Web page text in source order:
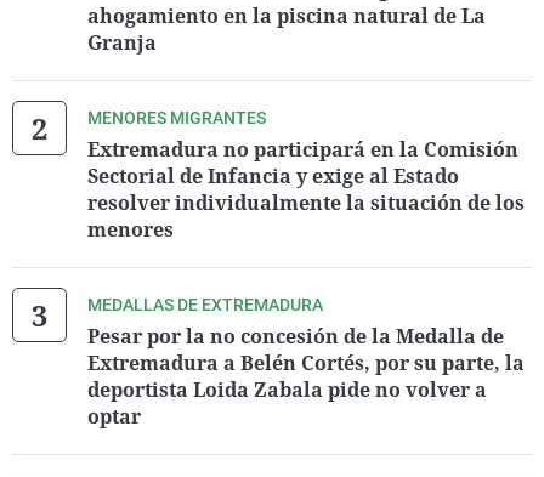
ahogamiento en la piscina natural de La
Granja
MENORES MIGRANTES
Extremadura no participará en la Comisión
Sectorial de Infancia y exige al Estado
resolver individualmente la situación de los
menores
MEDALLAS DE EXTREMADURA
Pesar por la no concesión de la Medalla de
Extremadura a Belén Cortés, por su parte, la
deportista Loida Zabala pide no volver a
optar